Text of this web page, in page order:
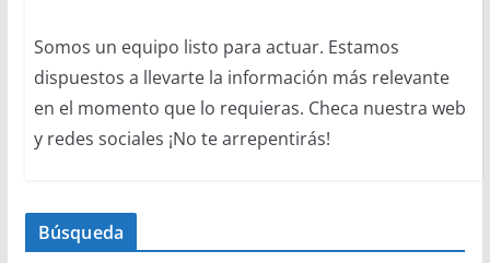
Somos un equipo listo para actuar. Estamos
dispuestos a llevarte la información más relevante
en el momento que lo requieras. Checa nuestra web
y redes sociales ¡No te arrepentirás!
Búsqueda